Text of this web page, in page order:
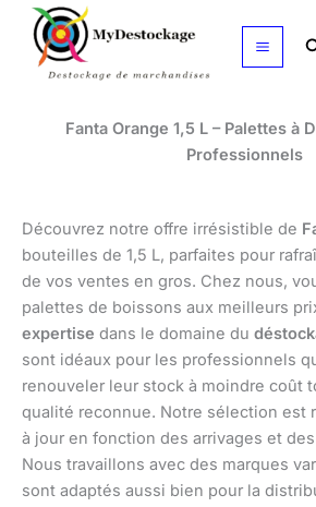
Aller
contenu
Fanta Orange 1,5 L – Palettes à
Professionnels
Découvrez notre offre irrésistible de
bouteilles de 1,5 L, parfaites pour
de vos ventes en gros. Chez nous,
palettes de boissons aux meilleurs
expertise dans le domaine du
sont idéaux pour les professionnels
renouveler leur stock à moindre coût
qualité reconnue. Notre sélection est
à jour en fonction des arrivages et
Nous travaillons avec des marques
sont adaptés aussi bien pour la